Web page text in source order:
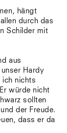
hängt
durch das
Schilder mit
aus
Hardy
ich nichts
würde nicht
sollten
der Freude.
dass er da